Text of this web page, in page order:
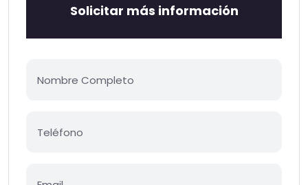
Solicitar más información